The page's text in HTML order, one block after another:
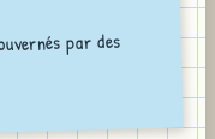
par des